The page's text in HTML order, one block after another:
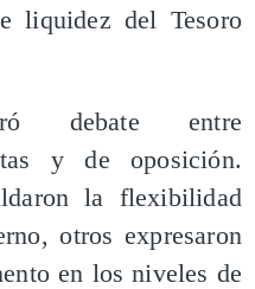
liquidez del Tesoro
debate entre
y de oposición.
la flexibilidad
otros expresaron
en los niveles de